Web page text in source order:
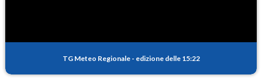
TG Meteo Regionale - edizione delle 15:22